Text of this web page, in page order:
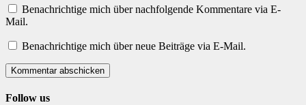
Benachrichtige mich über nachfolgende Kommentare via E-
Mail.
Benachrichtige mich über neue Beiträge via E-Mail.
Kommentar abschicken
Follow us